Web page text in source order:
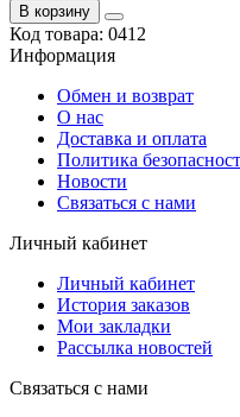
В корзину
Код товара: 0412
Информация
Обмен и возврат
О нас
Доставка и оплата
Политика
Новости
Связаться с нами
Личный кабинет
Личный кабинет
История заказов
Мои закладки
Рассылка новостей
Связаться с нами